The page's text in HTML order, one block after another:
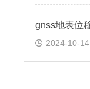
2024-10-14